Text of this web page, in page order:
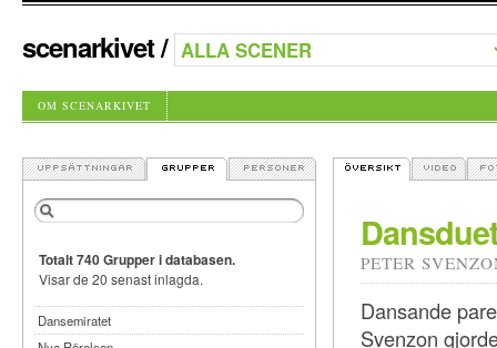
scenarkivet/
OM SCENARKIVET
PETER
Dansande
Svenzon
Totalt 740 Grupper i databasen.
Visar de 20 senast inlagda.
Dansemiratet